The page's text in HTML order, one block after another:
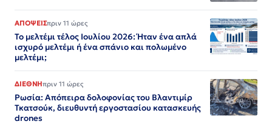
ΑΠΟΨΕΙΣπριν 11 ώρες
Το μελτέμι τέλος Ιουλίου 2026: Ήταν ένα απλά
ισχυρό μελτέμι ή ένα σπάνιο και πολωμένο
μελτέμι;
ΔΙΕΘΝΗπριν 11 ώρες
Ρωσία: Απόπειρα δολοφονίας του Βλαντιμίρ
Τκατσούκ, διευθυντή εργοστασίου κατασκευής
drones